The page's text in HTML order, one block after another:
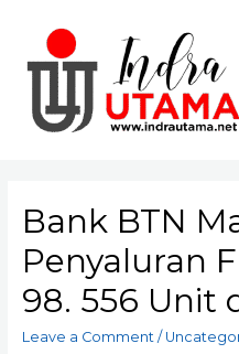
content
Bank BTN
Penyaluran
98. 556 Unit
Leave a Comment /